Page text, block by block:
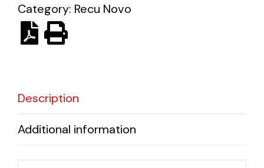
Iluminación Solar
Category: Recu Novo
Description
Additional information